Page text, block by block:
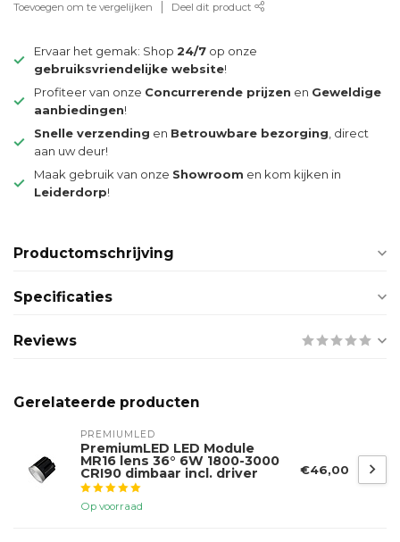
Toevoegen om te vergelijken Deel dit product
Ervaar het gemak: Shop 24/7 op onze
gebruiksvriendelijke website!
Profiteer van onze Concurrerende prijzen en Geweldige
aanbiedingen!
Snelle verzending en Betrouwbare bezorging , direct
aan uw deur!
Maak gebruik van onze Showroom en kom kijken in
Leiderdorp!
Productomschrijving
Specificaties
Reviews
Gerelateerde producten
PREMIUMLED
PremiumLED LED Module
MR16 lens 36° 6W 1800-3000
CRI90 dimbaar incl. driver
Op voorraad
€46,00